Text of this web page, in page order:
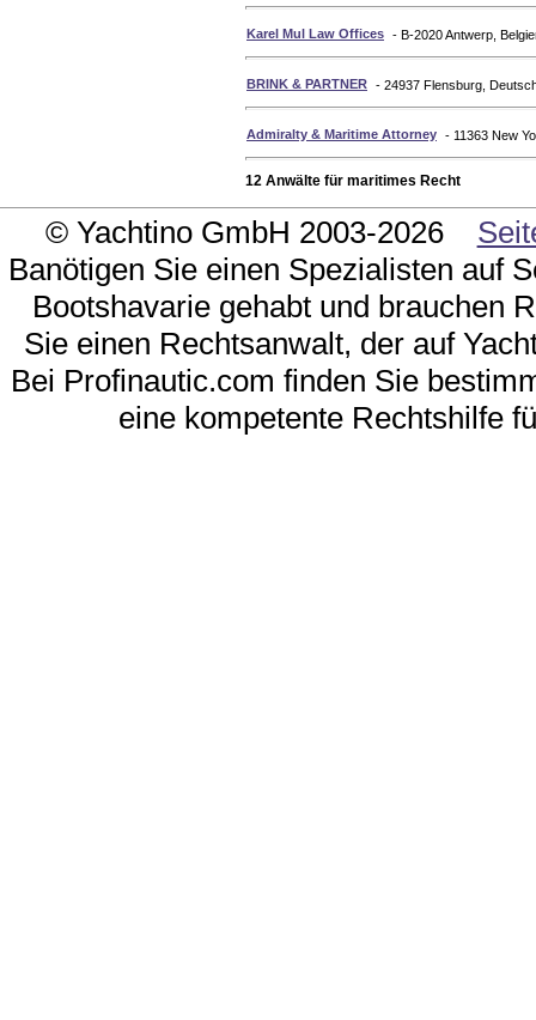
Karel Mul Law Offices - B-2020 Antwerp,
BRINK & PARTNER - 24937 Flensburg,
Admiralty & Maritime Attorney - 11363 New
12 Anwälte für maritimes Recht
© Yachtino GmbH 2003-2026
Banötigen Sie einen Spezialisten auf
Bootshavarie gehabt und brauchen
Sie einen Rechtsanwalt, der auf
Bei Profinautic.com finden Sie
eine kompetente Rechtshilfe